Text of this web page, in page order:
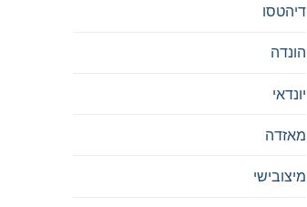
דיהטסו
הונדה
יונדאי
מאזדה
מיצובישי